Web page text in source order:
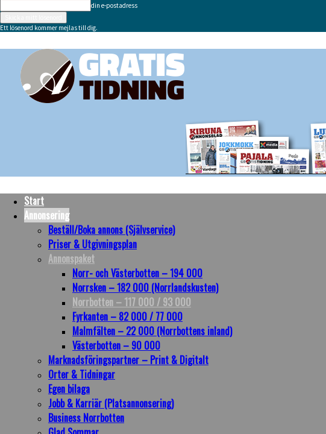
din e-postadress
Ett lösenord kommer mejlas till dig.
Gratistidning.com
Start
Annonsering
Beställ/Boka annons (Självservice)
Priser & Utgivningsplan
Annonspaket
Norr- och Västerbotten – 194 000
Norrsken – 182 000 (Norrlandskusten)
Norrbotten – 117 000 / 93 000
Fyrkanten – 82 000 / 77 000
Malmfälten – 22 000 (Norrbottens inland)
Västerbotten – 90 000
Marknadsföringspartner – Print & Digitalt
Orter & Tidningar
Egen bilaga
Jobb & Karriär (Platsannonsering)
Business Norrbotten